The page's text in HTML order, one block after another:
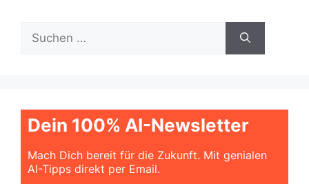
Suchen
Dein 100% AI-Newsletter
Mach Dich bereit für die Zukunft. Mit genialen
AI-Tipps direkt per Email.